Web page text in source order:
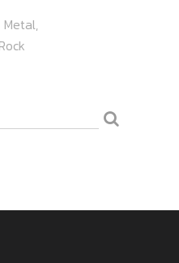
Metal
Rock